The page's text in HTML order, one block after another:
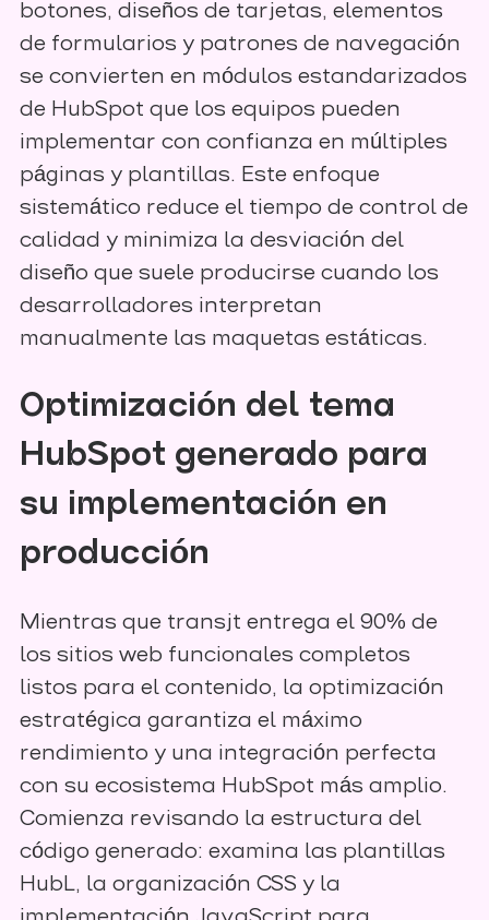
botones, diseños de tarjetas, elementos
de formularios y patrones de navegación
se convierten en módulos estandarizados
de HubSpot que los equipos pueden
implementar con confianza en múltiples
páginas y plantillas. Este enfoque
sistemático reduce el tiempo de control de
calidad y minimiza la desviación del
diseño que suele producirse cuando los
desarrolladores interpretan
manualmente las maquetas estáticas.
Optimización del tema
HubSpot generado para
su implementación en
producción
Mientras que transjt entrega el 90% de
los sitios web funcionales completos
listos para el contenido, la optimización
estratégica garantiza el máximo
rendimiento y una integración perfecta
con su ecosistema HubSpot más amplio.
Comienza revisando la estructura del
código generado: examina las plantillas
HubL, la organización CSS y la